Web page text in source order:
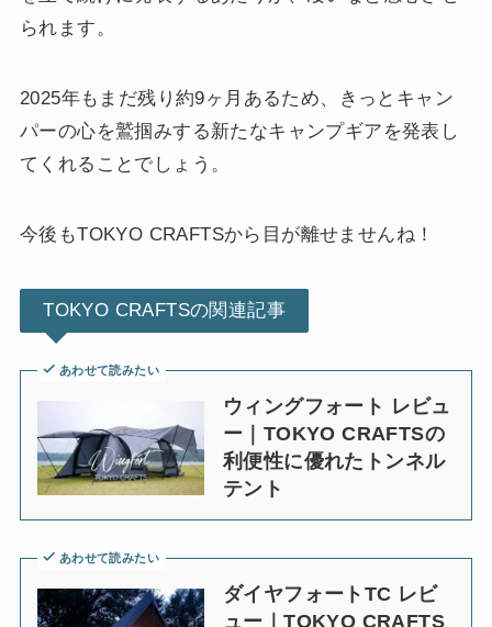
られます。
2025年もまだ残り約9ヶ月あるため、きっとキャン
パーの心を鷲掴みする新たなキャンプギアを発表し
てくれることでしょう。
今後もTOKYO CRAFTSから目が離せませんね！
TOKYO CRAFTSの関連記事
あわせて読みたい
ウィングフォート レビュ
ー｜TOKYO CRAFTSの
利便性に優れたトンネル
テント
あわせて読みたい
ダイヤフォートTC レビ
ュー｜TOKYO CRAFTS